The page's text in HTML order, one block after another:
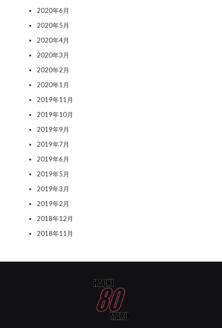
2020年6月
2020年5月
2020年4月
2020年3月
2020年2月
2020年1月
2019年11月
2019年10月
2019年9月
2019年7月
2019年6月
2019年5月
2019年3月
2019年2月
2018年12月
2018年11月